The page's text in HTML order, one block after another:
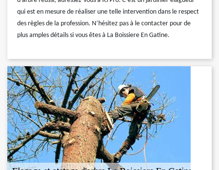
qui est en mesure de réaliser une telle intervention dans le respect
des règles de la profession. N’hésitez pas à le contacter pour de
plus amples détails si vous êtes à La Boissiere En Gatine.